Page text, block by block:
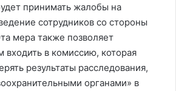
принимать жалобы на
сотрудников со стороны
мера также позволяет
входить в комиссию, которая
результаты расследования,
органами» в